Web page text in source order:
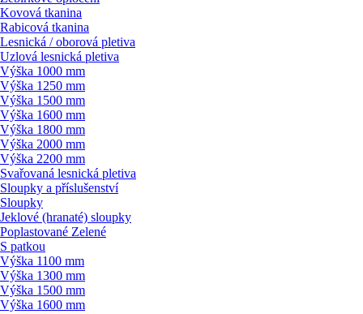
Kovová tkanina
Rabicová tkanina
Lesnická / oborová pletiva
Uzlová lesnická pletiva
Výška 1000 mm
Výška 1250 mm
Výška 1500 mm
Výška 1600 mm
Výška 1800 mm
Výška 2000 mm
Výška 2200 mm
Svařovaná lesnická pletiva
Sloupky a příslušenství
Sloupky
Jeklové (hranaté) sloupky
Poplastované Zelené
S patkou
Výška 1100 mm
Výška 1300 mm
Výška 1500 mm
Výška 1600 mm